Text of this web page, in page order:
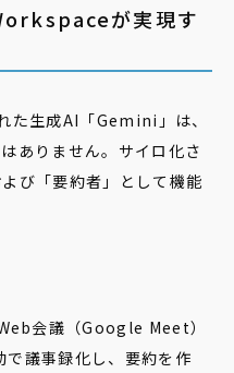
が実現す
生成AI「Gemini」は、
ありません。サイロ化さ
び「要約者」として機能
会議（Google Meet）
議事録化し、要約を作